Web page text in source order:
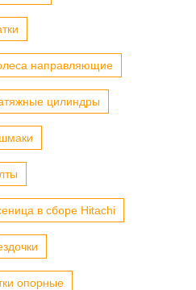
направляющие
цилиндры
в сборе Hitachi
опорные